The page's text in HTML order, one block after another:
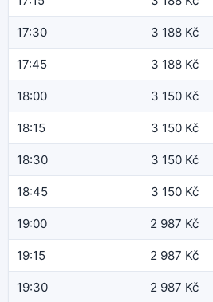
17:30 3 188 Kč
17:45 3 188 Kč
18:00 3 150 Kč
18:15 3 150 Kč
18:30 3 150 Kč
18:45 3 150 Kč
19:00 2 987 Kč
19:15 2 987 Kč
19:30 2 987 Kč